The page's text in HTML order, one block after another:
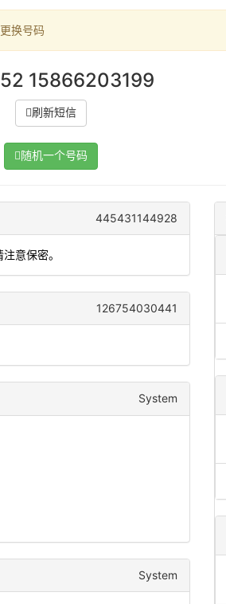
换号码
15866203199
刷新短信
随机一个号码
445431144928
意保密。
126754030441
System
System